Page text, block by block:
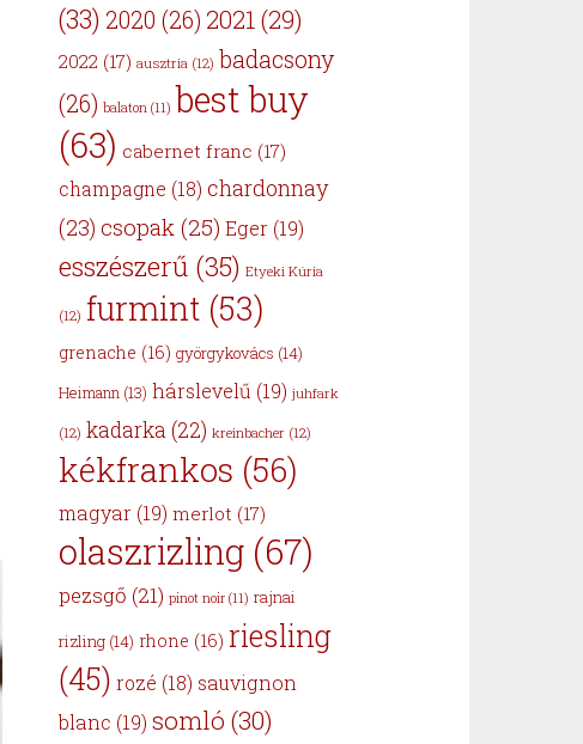
(33) 2020 (26) 2021(29)
2022 (17) ausztria (12) badacsony
(26) balaton (11) best buy
(63) cabernet franc (17)
champagne (18) chardonnay
(23) csopak (25) Eger (19)
esszészerű (35) Etyeki Kúria
(12) furmint (53)
grenache (16) györgykovács (14)
Heimann (13) hárslevelű (19) juhfark
(12) kadarka (22) kreinbacher (12)
kékfrankos (56)
magyar (19) merlot (17)
olaszrizling (67)
pezsgő (21) pinot noir (11) rajnai
rizling (14) rhone (16) riesling
(45) rozé (18) sauvignon
blanc (19) somló (30)